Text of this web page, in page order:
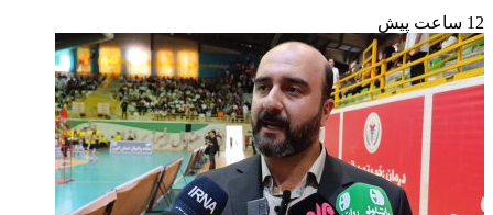
12 ساعت پیش